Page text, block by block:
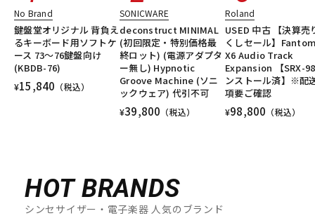
No Brand
鍵盤堂オリジナル 背負え
るキーボード用ソフトケ
ース 73～76鍵盤向け
(KBDB-76)
¥15,840 （税込）
SONICWARE
deconstruct MINIMAL
(初回限定・特別価格最
終ロット) (電源アダプタ
ー無し) Hypnotic
Groove Machine (ソニ
ックウェア) 代引不可
¥39,800 （税込）
Roland
USED 中古 【決算売
くしセール】
X6 Audio Track
Expansion 【SRX-
ンストール済】※配
項要ご確認
¥98,800 （税込）
HOT BRANDS
シンセサイザー・電子楽器 人気のブランド